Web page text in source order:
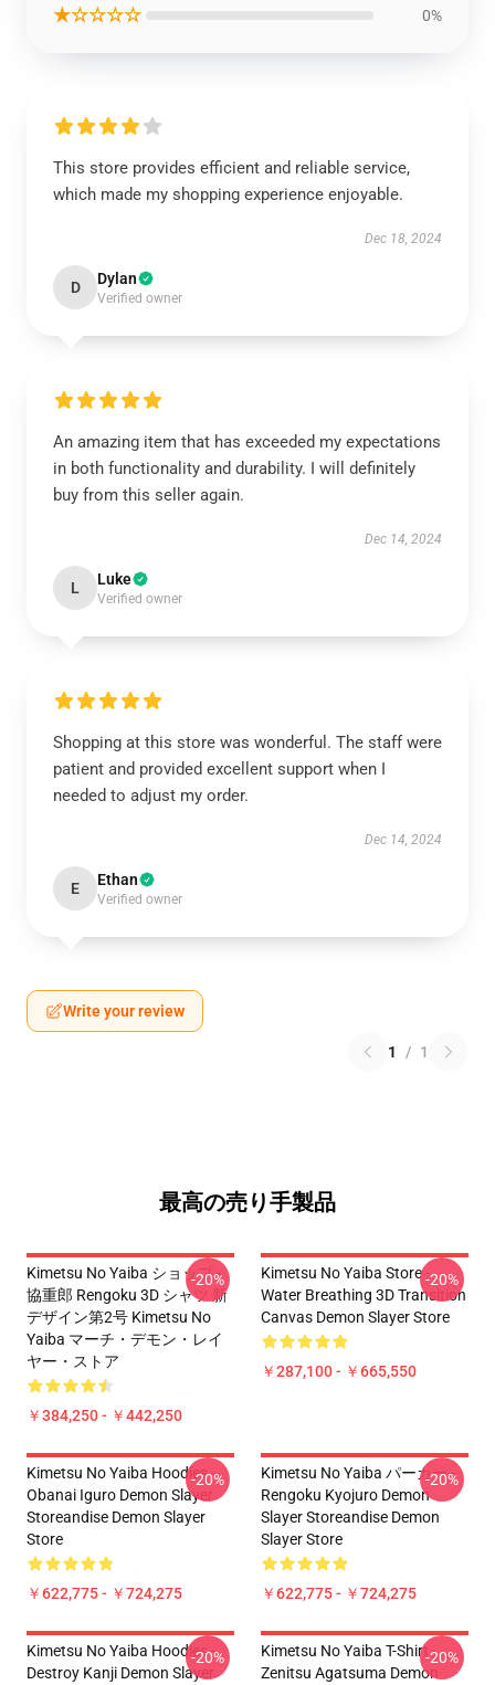
★☆☆☆☆ 0%
This store provides efficient and reliable service,
which made my shopping experience enjoyable.
Dec 18, 2024
D Dylan
Verified owner
An amazing item that has exceeded my expectations
in both functionality and durability. I will definitely
buy from this seller again.
Dec 14, 2024
L Luke
Verified owner
Shopping at this store was wonderful. The staff were
patient and provided excellent support when I
needed to adjust my order.
Dec 14, 2024
E Ethan
Verified owner
Write your review
1 / 1
最高の売り手製品
Kimetsu No Yaiba ショップ -
協重郎 Rengoku 3D シャツ 新
デザイン第2号 Kimetsu No
Yaiba マーチ・デモン・レイ
ヤー・ストア
￥384,250 - ￥442,250
-20%
Kimetsu No Yaiba Store -
Water Breathing 3D Transition
Canvas Demon Slayer Store
￥287,100 - ￥665,550
-20%
Kimetsu No Yaiba Hoodies -
Obanai Iguro Demon Slayer
Storeandise Demon Slayer
Store
￥622,775 - ￥724,275
-20%
Kimetsu No Yaiba パーカー -
Rengoku Kyojuro Demon
Slayer Storeandise Demon
Slayer Store
￥622,775 - ￥724,275
-20%
Kimetsu No Yaiba Hoodies -
Destroy Kanji Demon Slayer
-20%
Kimetsu No Yaiba T-Shirt -
Zenitsu Agatsuma Demon
-20%